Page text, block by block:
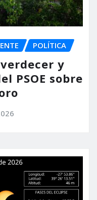
POLÍTICA
y
PSOE sobre